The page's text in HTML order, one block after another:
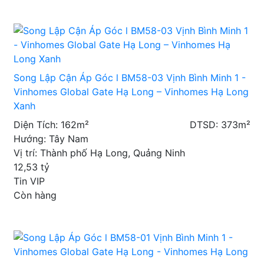
Song Lập Cận Áp Góc l BM58-03 Vịnh Bình Minh 1 -
Vinhomes Global Gate Hạ Long – Vinhomes Hạ Long
Xanh
Diện Tích: 162m²
DTSD: 373m²
Hướng: Tây Nam
Vị trí: Thành phố Hạ Long, Quảng Ninh
12,53 tỷ
Tin VIP
Còn hàng